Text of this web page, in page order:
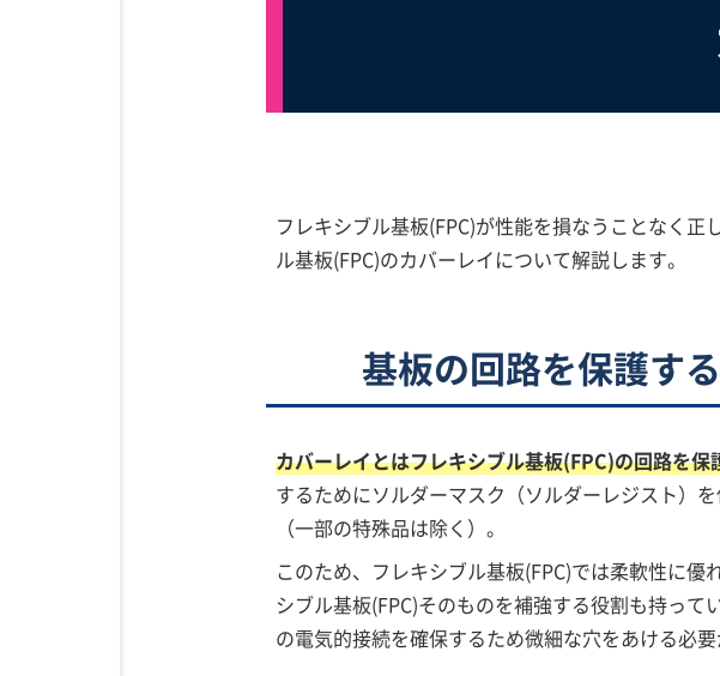
フレキシブル基板(FPC)が性能を損なうことなく
ル基板(FPC)のカバーレイについて解説します。
基板の回路を保護する
カバーレイとはフレキシブル基板(FPC)の回路を
するためにソルダーマスク（ソルダーレジスト）
（一部の特殊品は除く）。
このため、フレキシブル基板(FPC)では柔軟性に
シブル基板(FPC)そのものを補強する役割も持っ
の電気的接続を確保するため微細な穴をあける必要